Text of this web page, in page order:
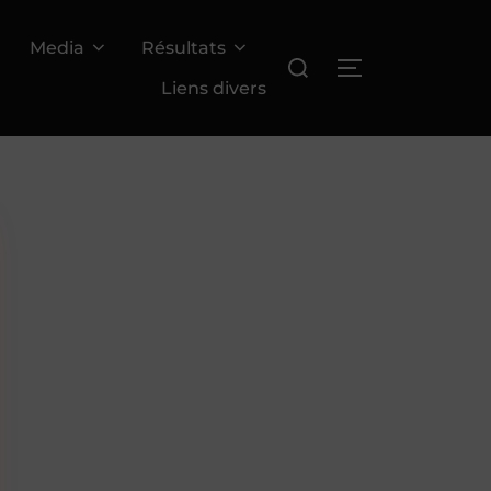
Media
Résultats
Liens divers
Rechercher :
PERMUTER